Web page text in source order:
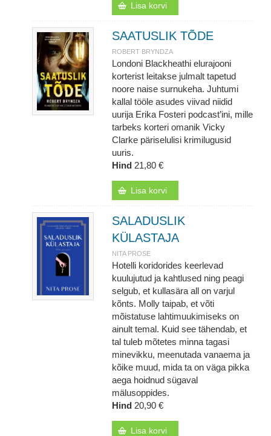
Lisa korvi
SAATUSLIK TÕDE
ROBERT BRYNDZA
Londoni Blackheathi elurajooni
korterist leitakse julmalt tapetud
noore naise surnukeha. Juhtumi
kallal tööle asudes viivad niidid
uurija Erika Fosteri podcast’ini, mille
tarbeks korteri omanik Vicky
Clarke päriselulisi krimilugusid
uuris.
Hind 21,80 €
Lisa korvi
SALADUSLIK
KÜLASTAJA
NITA PROSE
Hotelli koridorides keerlevad
kuulujutud ja kahtlused ning peagi
selgub, et kullasära all on varjul
kõnts. Molly taipab, et võti
mõistatuse lahtimuukimiseks on
ainult temal. Kuid see tähendab, et
tal tuleb mõtetes minna tagasi
minevikku, meenutada vanaema ja
kõike muud, mida ta on väga pikka
aega hoidnud sügaval
mälusoppides.
Hind 20,90 €
Lisa korvi